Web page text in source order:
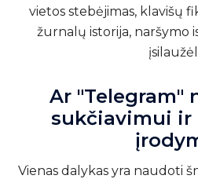
vietos stebėjimas, klavišų
žurnalų istorija, naršymo
Ar "Telegram"
sukčiavimui ir
Vienas dalykas yra naudoti